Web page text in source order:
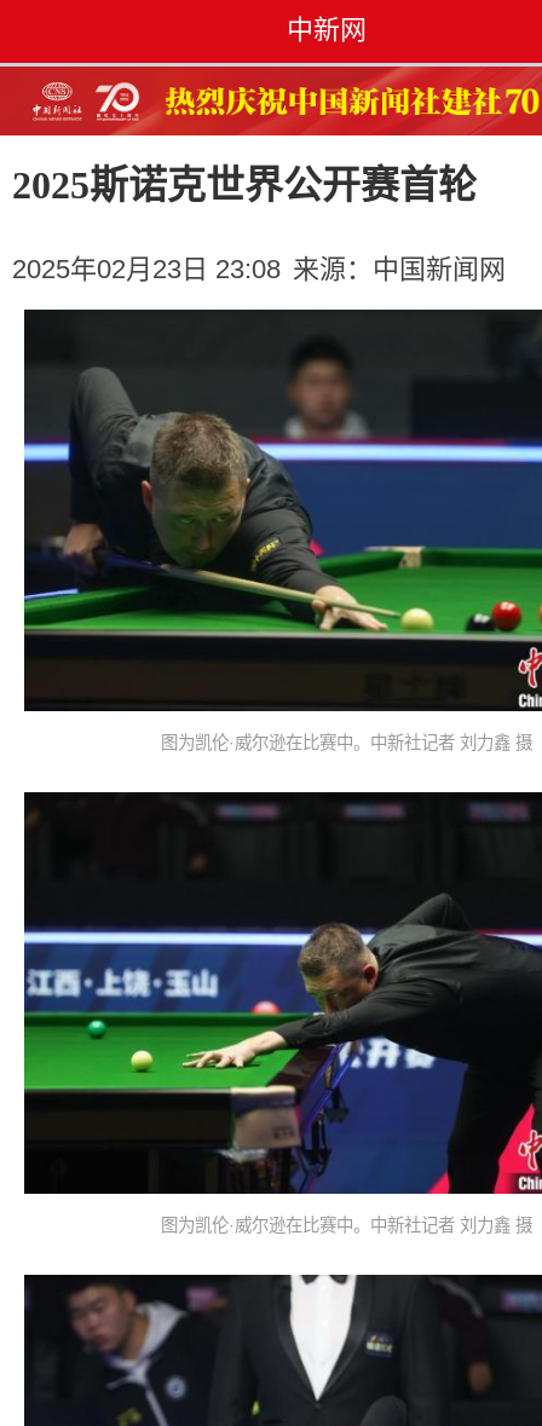
中新网
2025斯诺克世界公开赛首轮
2025年02月23日 23:08 来源： 中国新闻网
图为凯伦·威尔逊在比赛中。中新社记者 刘力鑫 摄
图为凯伦·威尔逊在比赛中。中新社记者 刘力鑫 摄